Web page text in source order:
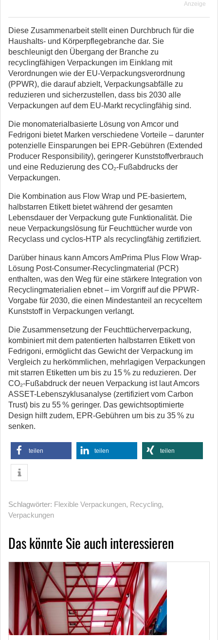
Anzeige
Diese Zusammenarbeit stellt einen Durchbruch für die
Haushalts- und Körperpflegebranche dar. Sie
beschleunigt den Übergang der Branche zu
recyclingfähigen Verpackungen im Einklang mit
Verordnungen wie der EU-Verpackungsverordnung
(PPWR), die darauf abzielt, Verpackungsabfälle zu
reduzieren und sicherzustellen, dass bis 2030 alle
Verpackungen auf dem EU-Markt recyclingfähig sind.
Die monomaterialbasierte Lösung von Amcor und
Fedrigoni bietet Marken verschiedene Vorteile – darunter
potenzielle Einsparungen bei EPR-Gebühren (Extended
Producer Responsibility), geringerer Kunststoffverbrauch
und eine Reduzierung des CO₂-Fußabdrucks der
Verpackungen.
Die Kombination aus Flow Wrap und PE-basiertem,
halbstarren Etikett bietet während der gesamten
Lebensdauer der Verpackung gute Funktionalität. Die
neue Verpackungslösung für Feuchttücher wurde von
Recyclass und cyclos-HTP als recyclingfähig zertifiziert.
Darüber hinaus kann Amcors AmPrima Plus Flow Wrap-
Lösung Post-Consumer-Recyclingmaterial (PCR)
enthalten, was den Weg für eine stärkere Integration von
Recyclingmaterialien ebnet – im Vorgriff auf die PPWR-
Vorgabe für 2030, die einen Mindestanteil an recyceltem
Kunststoff in Verpackungen verlangt.
Die Zusammensetzung der Feuchttücherverpackung,
kombiniert mit dem patentierten halbstarren Etikett von
Fedrigoni, ermöglicht das Gewicht der Verpackung im
Vergleich zu herkömmlichen, mehrlagigen Verpackungen
mit starren Etiketten um bis zu 15 % zu reduzieren. Der
CO₂-Fußabdruck der neuen Verpackung ist laut Amcors
ASSET-Lebenszyklusanalyse (zertifiziert vom Carbon
Trust) bis zu 55 % geringer. Das gewichtsoptimierte
Design hilft zudem, EPR-Gebühren um bis zu 35 % zu
senken.
teilen teilen teilen
Schlagwörter: Flexible Verpackungen, Recycling,
Verpackungen
Das könnte Sie auch interessieren